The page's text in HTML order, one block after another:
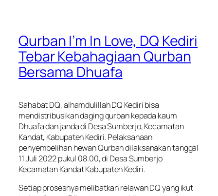
Qurban I’m In Love, DQ Kediri
Tebar Kebahagiaan Qurban
Bersama Dhuafa
Sahabat DQ, alhamdulillah DQ Kediri bisa
mendistribusikan daging qurban kepada kaum
Dhuafa dan janda di Desa Sumberjo, Kecamatan
Kandat, Kabupaten Kediri. Pelaksanaan
penyembelihan hewan Qurban dilaksanakan tanggal
11 Juli 2022 pukul 08.00, di Desa Sumberjo
Kecamatan Kandat Kabupaten Kediri.
Setiap prosesnya melibatkan relawan DQ yang ikut